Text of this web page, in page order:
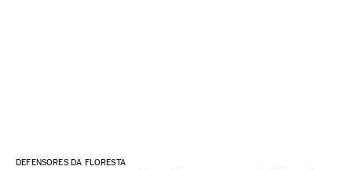
DEFENSORES DA FLORESTA